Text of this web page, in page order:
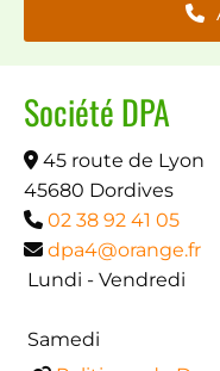
Société DPA
 45 route de Lyon
45680 Dordives
 02 38 92 41 05
 dpa4@orange.fr
Lundi - Vendredi
Samedi